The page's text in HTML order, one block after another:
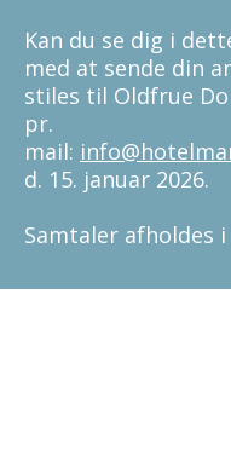
Kan du se dig i
med at sende din
stiles til Oldfrue
pr.
mail:
d. 15. januar 2026.
Samtaler afholdes i